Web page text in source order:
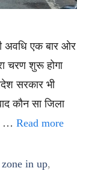
अवधि एक बार ओर
चरण शुरू होगा
सरकार भी
कौन सा जिला
… Read more
zone in up,